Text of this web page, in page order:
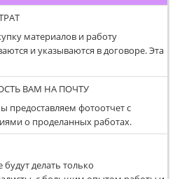
материалов и работу
и указываются в договоре. Эта
ВАМ НА ПОЧТУ
предоставляем фотоотчет с
о проделанных работах.
делать только